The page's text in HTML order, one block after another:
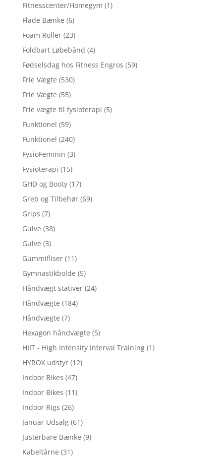
Fitnesscenter/Homegym (1)
Flade Bænke (6)
Foam Roller (23)
Foldbart Løbebånd (4)
Fødselsdag hos Fitness Engros (59)
Frie Vægte (530)
Frie Vægte (55)
Frie vægte til fysioterapi (5)
Funktionel (59)
Funktionel (240)
FysioFeminin (3)
Fysioterapi (15)
GHD og Booty (17)
Greb og Tilbehør (69)
Grips (7)
Gulve (38)
Gulve (3)
Gummifliser (11)
Gymnastikbolde (5)
Håndvægt stativer (24)
Håndvægte (184)
Håndvægte (7)
Hexagon håndvægte (5)
HIIT - High Intensity Interval Training (1)
HYROX udstyr (12)
Indoor Bikes (47)
Indoor Bikes (11)
Indoor Rigs (26)
Januar Udsalg (61)
Justerbare Bænke (9)
Kabeltårne (31)